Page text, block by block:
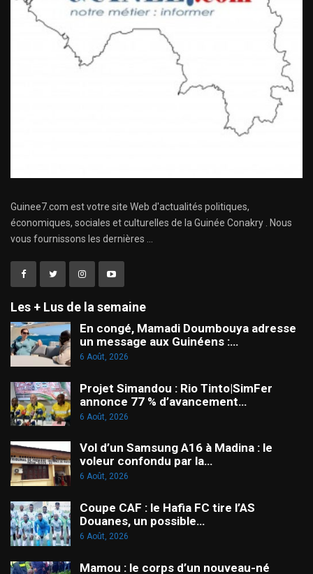
Guinee7.com est votre site Web d'actualités politiques,
économiques, sociales et culturelles de la Guinée Conakry . Nous
vous fournissons les dernières ...
Les + Lus de la semaine
En congé, Mamadi Doumbouya adresse
un message aux Guinéens :…
6 Août, 2026
Projet Simandou : Rio Tinto|SimFer
annonce 77 % d’avancement…
6 Août, 2026
Vol d’un Samsung A16 à Madina : le
voleur confondu par la…
6 Août, 2026
Coupe CAF : le Hafia FC tire l’AS
Douanes, un possible…
6 Août, 2026
Mamou : le corps d’un nouveau-né